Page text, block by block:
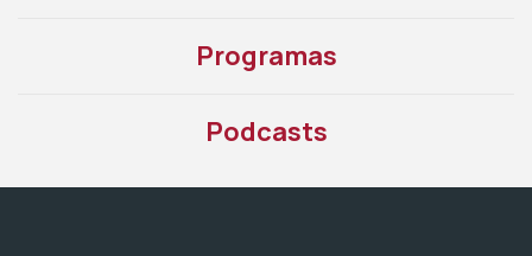
Programas
Podcasts